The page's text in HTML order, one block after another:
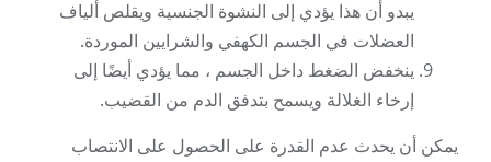
يبدو أن هذا يؤدي إلى النشوة الجنسية ويقلص ألياف
العضلات في الجسم الكهفي والشرايين الموردة.
ينخفض ​​الضغط داخل الجسم ، مما يؤدي أيضًا إلى
إرخاء الغلالة ويسمح بتدفق الدم من القضيب.
يمكن أن يحدث عدم القدرة على الحصول على الانتصاب